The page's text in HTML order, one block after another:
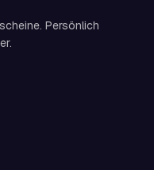
Persönlich